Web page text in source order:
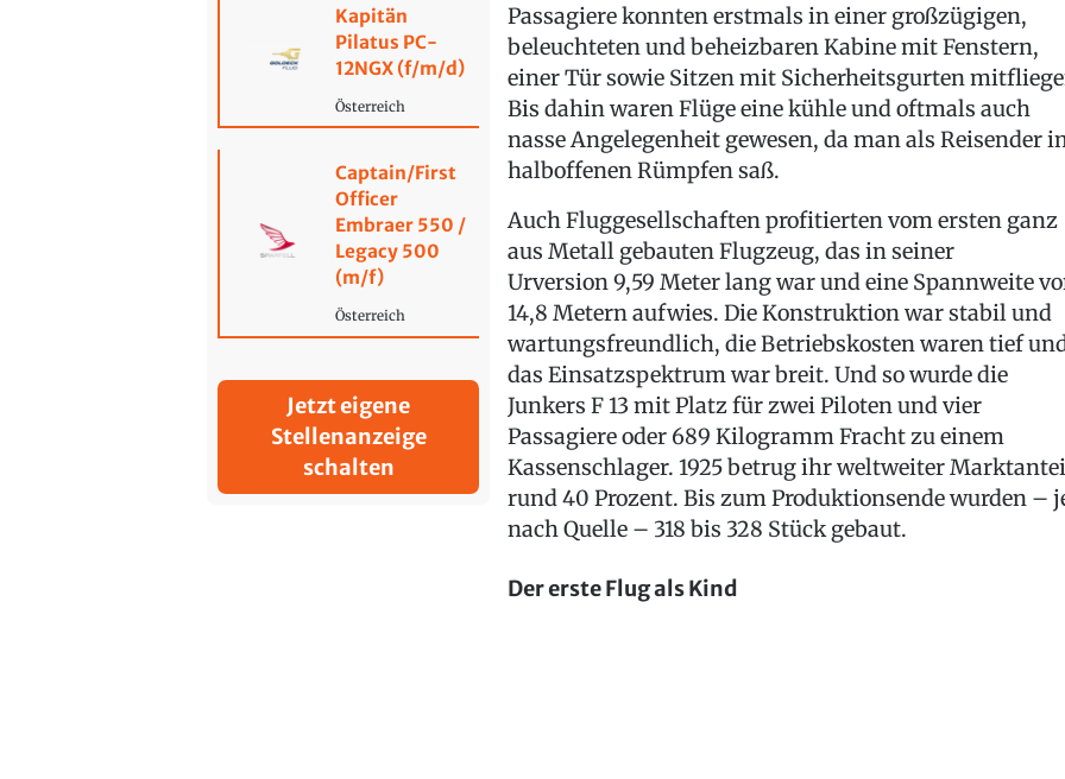
Kapitän
Pilatus PC-
12NGX (f/m/d)
Österreich
Captain/First
Officer
Embraer 550 /
Legacy 500
(m/f)
Österreich
Jetzt eigene
Stellenanzeige
schalten
Passagiere konnten erstmals in einer großzügigen,
beleuchteten und beheizbaren Kabine mit Fenstern,
einer Tür sowie Sitzen mit Sicherheitsgurten
Bis dahin waren Flüge eine kühle und oftmals auch
nasse Angelegenheit gewesen, da man als Reisender
halboffenen Rümpfen saß.
Auch Fluggesellschaften profitierten vom ersten ganz
aus Metall gebauten Flugzeug, das in seiner
Urversion 9,59 Meter lang war und eine Spannweite
14,8 Metern aufwies. Die Konstruktion war stabil und
wartungsfreundlich, die Betriebskosten waren tief
das Einsatzspektrum war breit. Und so wurde die
Junkers F 13 mit Platz für zwei Piloten und vier
Passagiere oder 689 Kilogramm Fracht zu einem
Kassenschlager. 1925 betrug ihr weltweiter
rund 40 Prozent. Bis zum Produktionsende wurden –
nach Quelle – 318 bis 328 Stück gebaut.
Der erste Flug als Kind